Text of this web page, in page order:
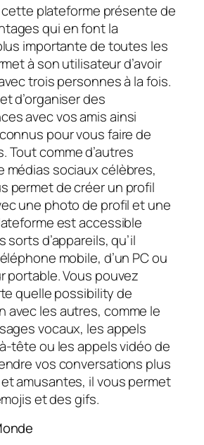
cette plateforme présente de
qui en font la
importante de toutes les
à son utilisateur d’avoir
trois personnes à la fois.
d’organiser des
avec vos amis ainsi
pour vous faire de
Tout comme d’autres
médias sociaux célèbres,
permet de créer un profil
une photo de profil et une
est accessible
d’appareils, qu’il
mobile, d’un PC ou
portable. Vous pouvez
quelle possibility de
avec les autres, comme le
vocaux, les appels
tête ou les appels vidéo de
vos conversations plus
amusantes, il vous permet
et des gifs.